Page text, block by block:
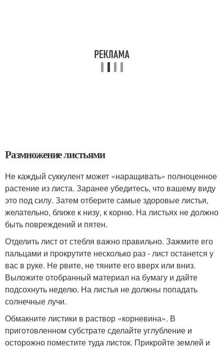
Размножение листьями
Не каждый суккулент может «наращивать» полноценное
растение из листа. Заранее убедитесь, что вашему виду
это под силу. Затем отберите самые здоровые листья,
желательно, ближе к низу, к корню. На листьях не должно
быть повреждений и пятен.
Отделить лист от стебля важно правильно. Зажмите его
пальцами и прокрутите несколько раз - лист останется у
вас в руке. Не рвите, не тяните его вверх или вниз.
Выложите отобранный материал на бумагу и дайте
подсохнуть неделю. На листья не должны попадать
солнечные лучи.
Обмакните листики в раствор «корневина». В
приготовленном субстрате сделайте углубление и
осторожно поместите туда листок. Прикройте землей и